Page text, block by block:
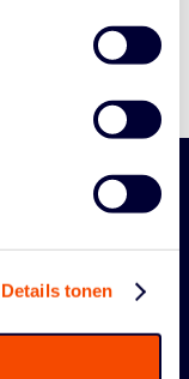
Details tonen